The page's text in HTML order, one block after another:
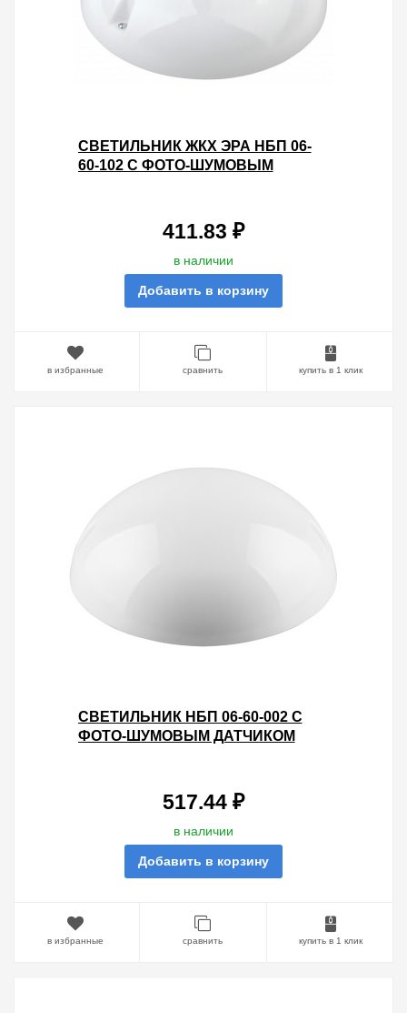
СВЕТИЛЬНИК ЖКХ ЭРА НБП 06-
60-102 С ФОТО-ШУМОВЫМ
411.83 ₽
в наличии
Добавить в корзину
в избранные сравнить купить в 1 клик
СВЕТИЛЬНИК НБП 06-60-002 C
ФОТО-ШУМОВЫМ ДАТЧИКОМ
517.44 ₽
в наличии
Добавить в корзину
в избранные сравнить купить в 1 клик